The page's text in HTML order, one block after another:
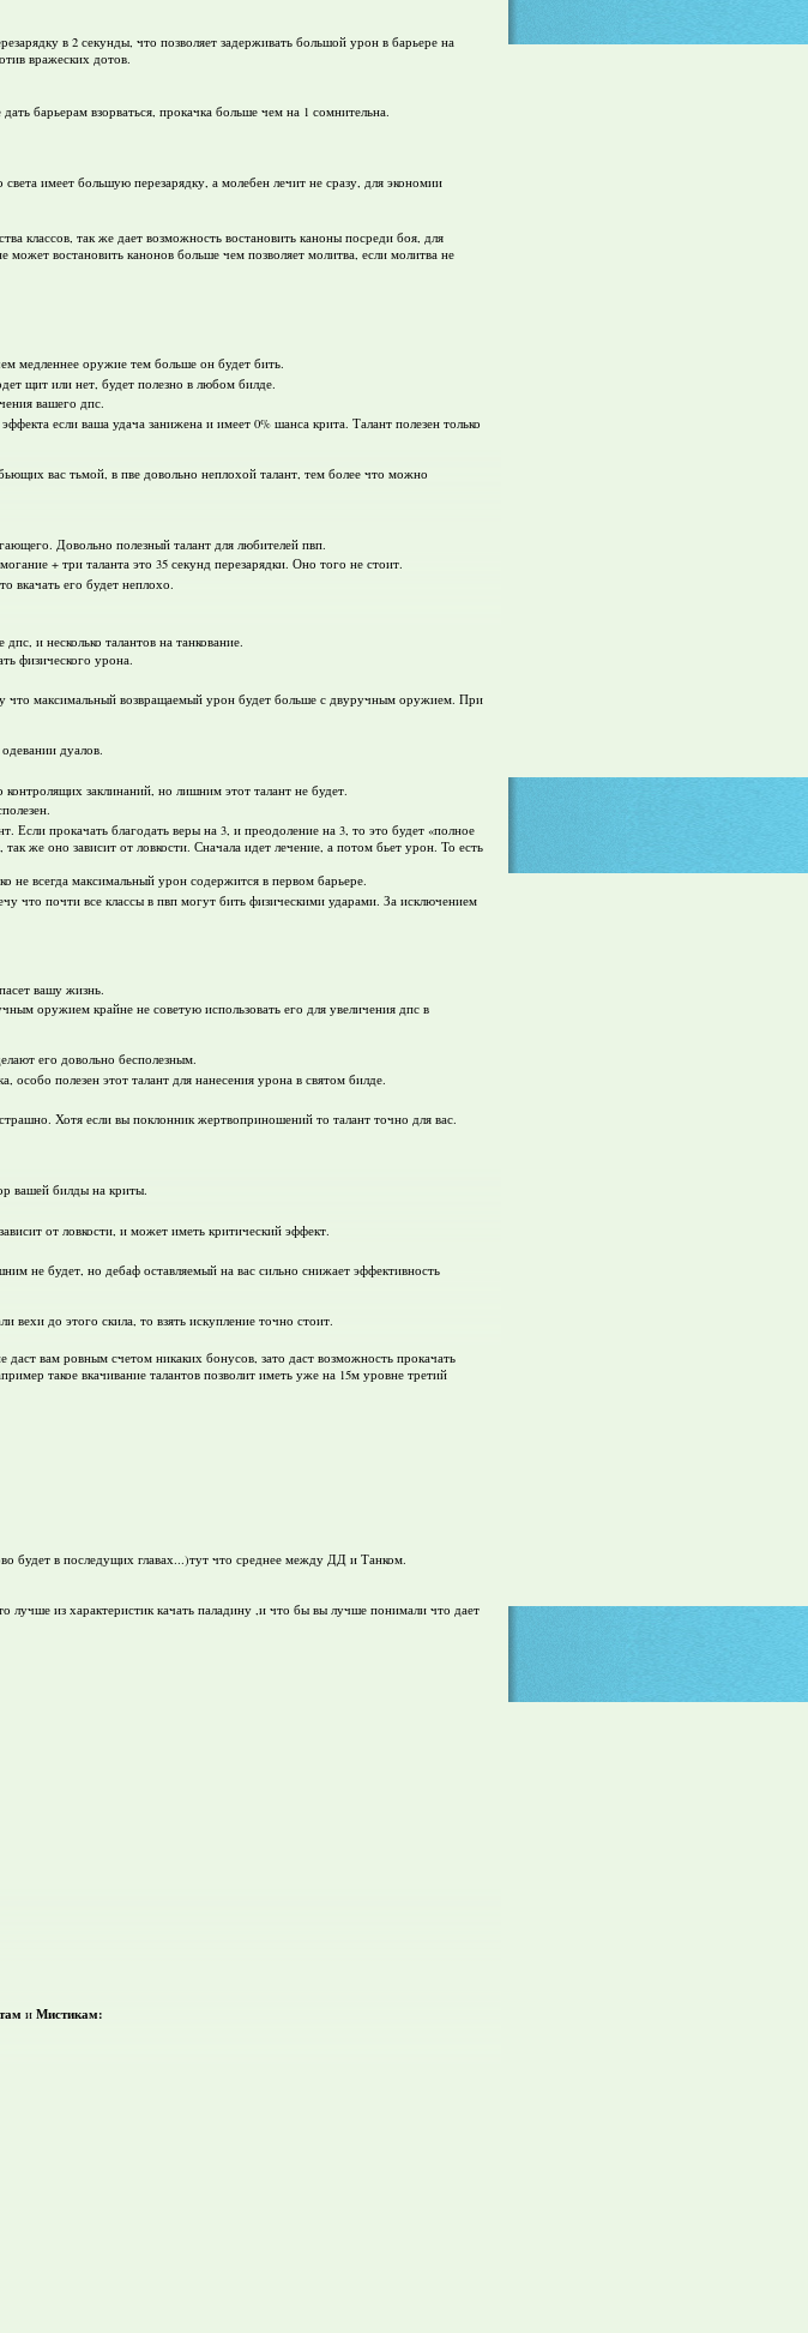
в 2 секунды, что позволяет задерживать большой урон в барьере на
вражеских дотов.
барьерам взорваться, прокачка больше чем на 1 сомнительна.
имеет большую перезарядку, а молебен лечит не сразу, для экономии
классов, так же дает возможность востановить каноны посреди боя, для
востановить канонов больше чем позволяет молитва, если молитва не
медленнее оружие тем больше он будет бить.
щит или нет, будет полезно в любом билде.
вашего дпс.
если ваша удача занижена и имеет 0% шанса крита. Талант полезен только
вас тьмой, в пве довольно неплохой талант, тем более что можно
Довольно полезный талант для любителей пвп.
+ три таланта это 35 секунд перезарядки. Оно того не стоит.
вкачать его будет неплохо.
и несколько талантов на танкование.
физического урона.
что максимальный возвращаемый урон будет больше с двуручным оружием. При
дуалов.
заклинаний, но лишним этот талант не будет.
Если прокачать благодать веры на 3, и преодоление на 3, то это будет «полное
же оно зависит от ловкости. Сначала идет лечение, а потом бьет урон. То есть
не всегда максимальный урон содержится в первом барьере.
что почти все классы в пвп могут бить физическими ударами. За исключением
вашу жизнь.
оружием крайне не советую использовать его для увеличения дпс в
его довольно бесполезным.
особо полезен этот талант для нанесения урона в святом билде.
Хотя если вы поклонник жертвоприношений то талант точно для вас.
вашей билды на криты.
от ловкости, и может иметь критический эффект.
не будет, но дебаф оставляемый на вас сильно снижает эффективность
вехи до этого скила, то взять искупление точно стоит.
даст вам ровным счетом никаких бонусов, зато даст возможность прокачать
такое вкачивание талантов позволит иметь уже на 15м уровне третий
будет в последущих главах...)тут что среднее между ДД и Танком.
из характеристик качать паладину ,и что бы вы лучше понимали что дает
и Мистикам: